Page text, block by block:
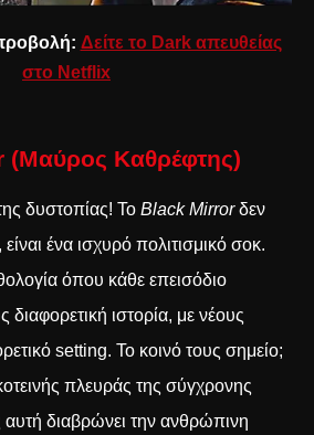
Δείτε το Dark απευθείας
στο Netflix
(Μαύρος Καθρέφτης)
δυστοπίας! Το Black Mirrorδεν
ένα ισχυρό πολιτισμικό σοκ.
όπου κάθε επεισόδιο
διαφορετική ιστορία, με νέους
setting. Το κοινό τους σημείο;
πλευράς της σύγχρονης
αυτή διαβρώνει την ανθρώπινη